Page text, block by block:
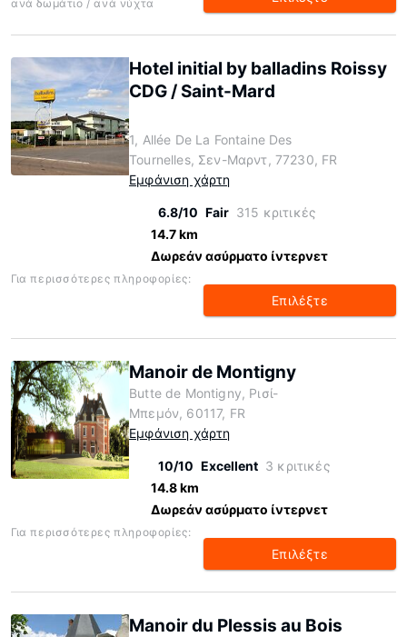
ανά δωμάτιο / ανά νύχτα
Hotel initial by balladins Roissy
CDG / Saint-Mard
1, Allée De La Fontaine Des
Tournelles, Σεν-Μαρντ, 77230, FR
Εμφάνιση χάρτη
6.8/10 Fair 315 κριτικές
14.7 km
Δωρεάν ασύρματο ίντερνετ
Για περισσότερες πληροφορίες:
Επιλέξτε
Manoir de Montigny
Butte de Montigny, Ρισί-
Μπεμόν, 60117, FR
Εμφάνιση χάρτη
10/10 Excellent 3 κριτικές
14.8 km
Δωρεάν ασύρματο ίντερνετ
Για περισσότερες πληροφορίες:
Επιλέξτε
Manoir du Plessis au Bois